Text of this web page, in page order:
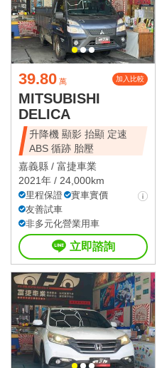
39.80 萬 加入比較
MITSUBISHI
DELICA
升降機 顯影 抬顯 定速
ABS 循跡 胎壓
嘉義縣 / 富捷車業
2021年 / 24,000km
里程保證
實車實價
友善試車
非多元化營業用車
立即諮詢